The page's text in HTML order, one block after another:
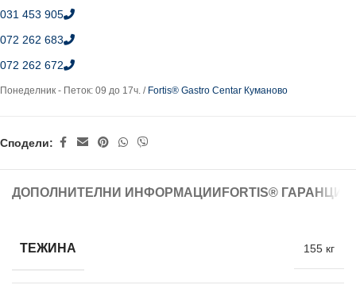
031 453 905
072 262 683
072 262 672
Понеделник - Петок: 09 до 17ч. / Fortis® Gastro Centar Куманово
Сподели:
ДОПОЛНИТЕЛНИ ИНФОРМАЦИИ FORTIS®
ТЕЖИНА 155 кг